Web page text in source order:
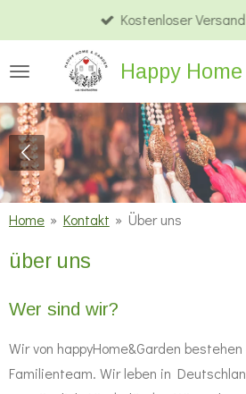
Hauptinhalt
springen
Happy
Kostenloser
Home » Kontakt » Über uns
über uns
Wer sind wir?
Wir von happyHome&Garden
Familienteam. Wir leben in